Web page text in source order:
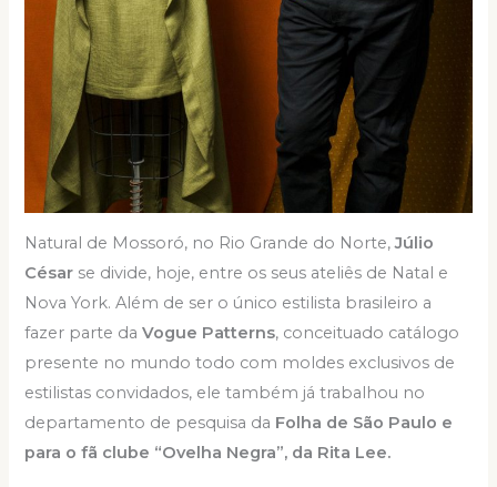
Natural de Mossoró, no Rio Grande do Norte,Júlio
César se divide, hoje, entre os seus ateliês de Natal e
Nova York. Além de ser o único estilista brasileiro a
fazer parte daVogue Patterns, conceituado catálogo
presente no mundo todo com moldes exclusivos de
estilistas convidados, ele também já trabalhou no
departamento de pesquisa da Folha de São Paulo e
para o fã clube “Ovelha Negra”, da Rita Lee.